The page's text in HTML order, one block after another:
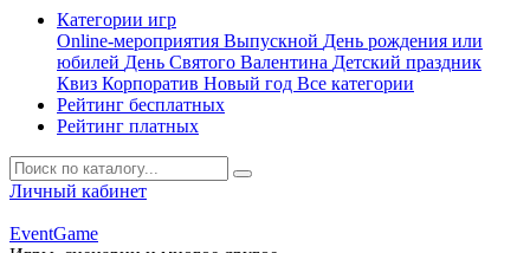
Категории игр
Online-мероприятия Выпускной День рождения или
юбилей День Святого Валентина Детский праздник
Квиз Корпоратив Новый год Все категории
Рейтинг бесплатных
Рейтинг платных
Личный кабинет
EventGame